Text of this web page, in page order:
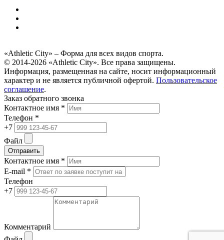
«Athletic City» – Форма для всех видов спорта.
© 2014-2026 «Athletic City». Все права защищены.
Информация, размещенная на сайте, носит информационный
характер и не является публичной офертой. Пользовательское
соглашение.
Заказ обратного звонка
Контактное имя *
Телефон *
+7
Файл
Отправить
Контактное имя *
E-mail *
Телефон
+7
Комментарий